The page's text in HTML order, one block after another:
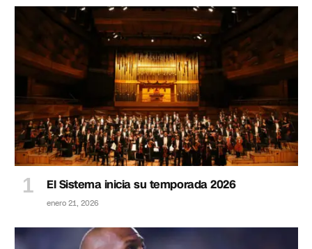
El Sistema inicia su temporada 2026
enero 21, 2026